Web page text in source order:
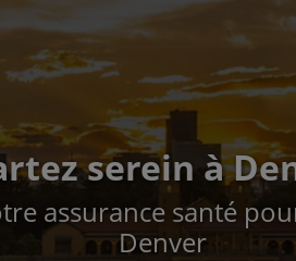
serein à
assurance santé
Denver